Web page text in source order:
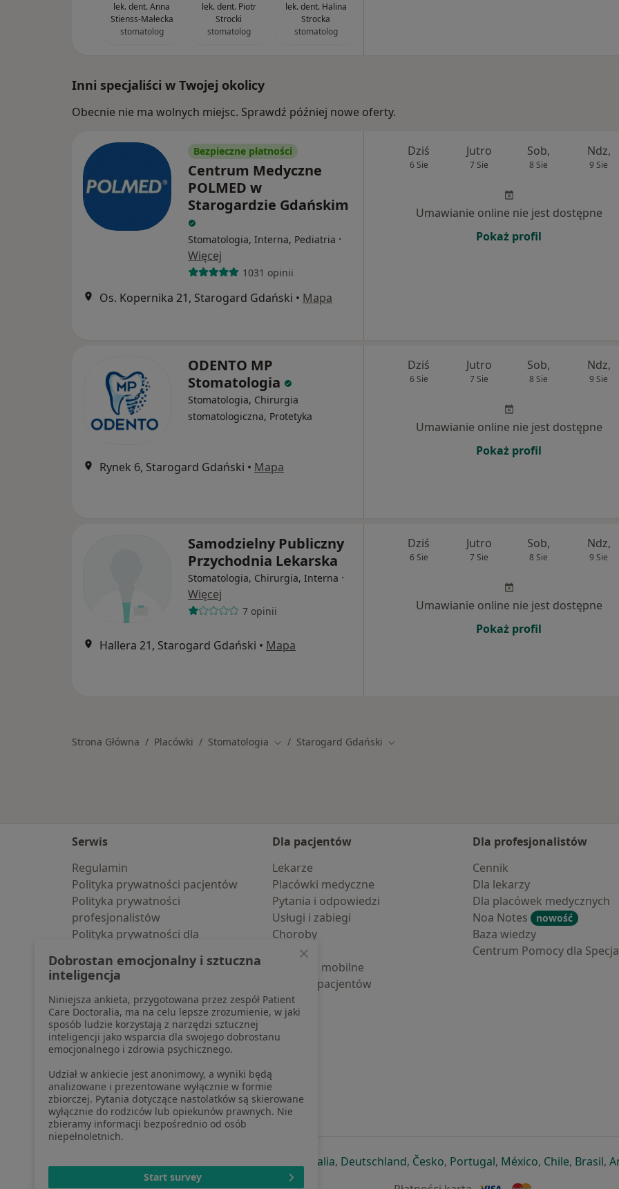
lek. dent. Anna
Stienss-Małecka
stomatolog
lek. dent. Piotr
Strocki
stomatolog
lek. dent. Halina
Strocka
stomatolog
Inni specjaliści w Twojej okolicy
Obecnie nie ma wolnych miejsc. Sprawdź później nowe oferty.
Bezpieczne płatności
Centrum Medyczne
POLMED w
Starogardzie Gdańskim
Stomatologia, Interna, Pediatria ·
Więcej
1031 opinii
Os. Kopernika 21, Starogard Gdański • Mapa
Dziś
6 Sie
Jutro
7 Sie
Sob,
8 Sie
Ndz,
9 Sie
Umawianie online nie jest dostępne
Pokaż profil
ODENTO MP
Stomatologia
Stomatologia, Chirurgia
stomatologiczna, Protetyka
Rynek 6, Starogard Gdański • Mapa
Dziś
6 Sie
Jutro
7 Sie
Sob,
8 Sie
Ndz,
9 Sie
Umawianie online nie jest dostępne
Pokaż profil
Samodzielny Publiczny
Przychodnia Lekarska
Stomatologia, Chirurgia, Interna ·
Więcej
7 opinii
Hallera 21, Starogard Gdański • Mapa
Dziś
6 Sie
Jutro
7 Sie
Sob,
8 Sie
Ndz,
9 Sie
Umawianie online nie jest dostępne
Pokaż profil
Strona Główna Placówki Stomatologia Zmień miasto
Starogard Gdański Zmień miasto
Serwis
Regulamin
Polityka prywatności pacjentów
Polityka prywatności
profesjonalistów
Polityka prywatności dla
pozyskaliśmy samodzielnie
Polityka cookies
Jak działają wyniki wyszukiwania
Dostępność
O nas
Praca Rekrutujemy!
Partnerzy
Centrum prasowe
Kontakt
Dla pacjentów
Lekarze
Placówki medyczne
Pytania i odpowiedzi
Usługi i zabiegi
Choroby
Pomoc
Aplikacje mobilne
Blog dla pacjentów
Dla profesjonalistów
Cennik
Dla lekarzy
Dla placówek medycznych
Noa Notes
nowość
Baza wiedzy
Centrum Pomocy dla
otwiera się w nowej karcie
otwiera się w nowej karcie
otwiera się w nowej karcie
Italiaotwiera się w nowej karcie
, Deutschlandotwiera się w nowej karcie
, Českootwiera się w nowej karcie
, Portugalotwiera się w nowej
, Méxicootwiera się w
, Chileotwiera
, Brasil,
Dobrostan emocjonalny i sztuczna
inteligencja
Niniejsza ankieta, przygotowana przez zespół Patient
Care Doctoralia, ma na celu lepsze zrozumienie, w jaki
sposób ludzie korzystają z narzędzi sztucznej
inteligencji jako wsparcia dla swojego dobrostanu
emocjonalnego i zdrowia psychicznego.
Udział w ankiecie jest anonimowy, a wyniki będą
analizowane i prezentowane wyłącznie w formie
zbiorczej. Pytania dotyczące nastolatków są skierowane
wyłącznie do rodziców lub opiekunów prawnych. Nie
zbieramy informacji bezpośrednio od osób
niepełnoletnich.
Start survey